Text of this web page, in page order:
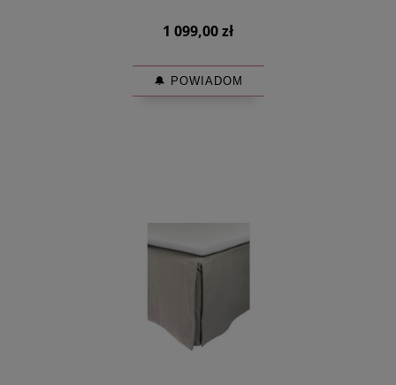
1 099,00 zł
🔔 POWIADOM